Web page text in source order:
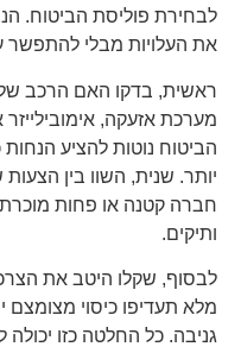
לבחירת פוליסת הביטוח.
את העלויות מבלי להתפשר
ראשית, בדקו האם הרכב
מערכת אזעקה,
הביטוח נוטות להציע
יותר. שנית, השוו בין
חברה קטנה או פחות מוכרת
ותיקים.
לבסוף, שקלו היטב את
מלא תעדיפו כיסוי מצומצם
גניבה. כל החלטה כזו